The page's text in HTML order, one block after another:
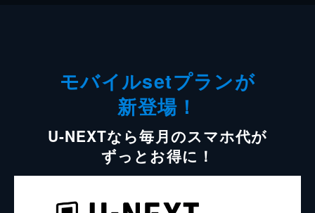
モバイルsetプランが
新登場！
U-NEXTなら毎月のスマホ代が
ずっとお得に！